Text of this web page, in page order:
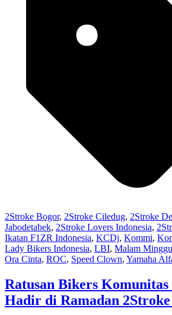
2Stroke Bogor, 2Stroke Ciledug, 2Stroke
Jabodetabek, 2Stroke Lovers Indonesia,
Ikatan F1ZR Indonesia, KCDj, Kommi,
Lady Bikers Indonesia, LBI, Malam
Ora Cinta, ROC, Speed Clown, Yamaha
Ratusan Bikers
Hadir di Ramadan